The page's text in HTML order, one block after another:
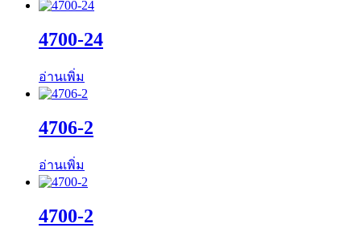
4700-24
อ่านเพิ่ม
4706-2
อ่านเพิ่ม
4700-2